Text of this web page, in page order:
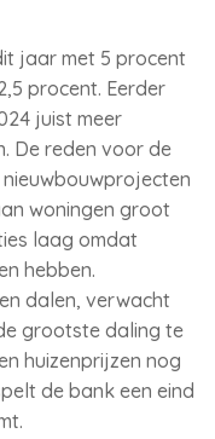
jaar met 5 procent
procent. Eerder
juist meer
De reden voor de
woningen groot
laag omdat
hebben.
dalen, verwacht
grootste daling te
huizenprijzen nog
de bank een eind